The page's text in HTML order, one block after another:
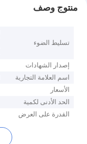
منتوج وصف
تسليط الضوء
إصدار الشهادات
اسم العلامة التجارية
الأسعار
الحد الأدنى لكمية
القدرة على العرض